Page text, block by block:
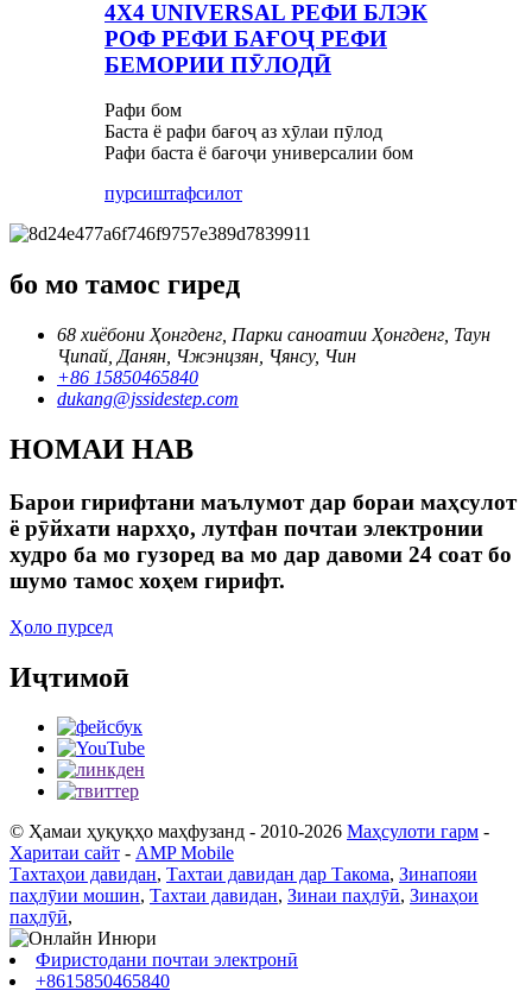
4X4 UNIVERSAL РЕФИ БЛЭК
РОФ РЕФИ БАҒОҶ РЕФИ
БЕМОРИИ ПӮЛОДӢ
Рафи бом
Баста ё рафи бағоҷ аз хӯлаи пӯлод
Рафи баста ё бағоҷи универсалии бом
пурсиштафсилот
бо мо тамос гиред
68 хиёбони Ҳонгденг, Парки саноатии Ҳонгденг, Таун
Ҷипай, Данян, Чжэнцзян, Ҷянсу, Чин
+86 15850465840
dukang@jssidestep.com
НОМАИ НАВ
Барои гирифтани маълумот дар бораи маҳсулот
ё рӯйхати нархҳо, лутфан почтаи электронии
худро ба мо гузоред ва мо дар давоми 24 соат бо
шумо тамос хоҳем гирифт.
Ҳоло пурсед
Иҷтимоӣ
© Ҳамаи ҳуқуқҳо маҳфузанд - 2010-2026 Маҳсулоти гарм -
Харитаи сайт - AMP Mobile
Тахтаҳои давидан, Тахтаи давидан дар Такома, Зинапояи
паҳлӯии мошин, Тахтаи давидан, Зинаи паҳлӯӣ, Зинаҳои
паҳлӯӣ,
Фиристодани почтаи электронӣ
+8615850465840